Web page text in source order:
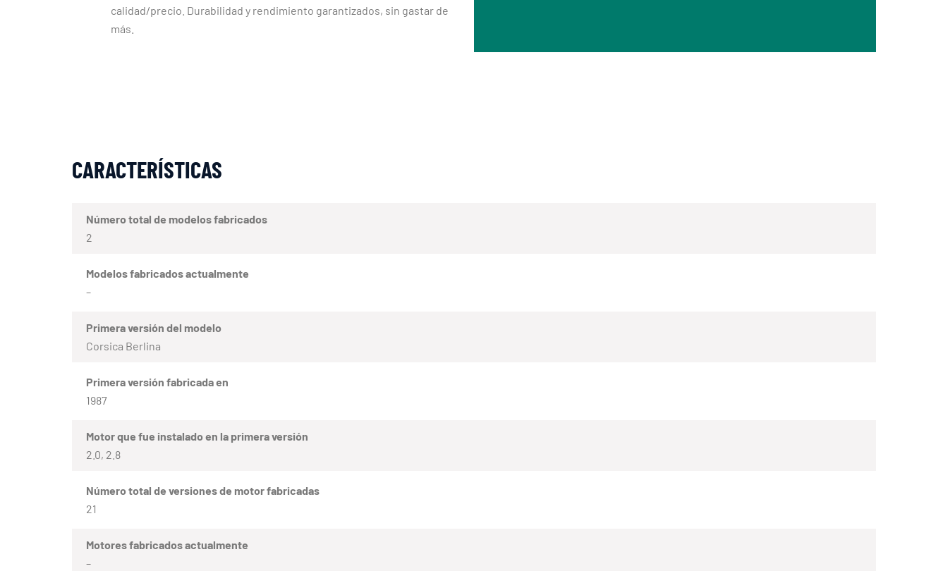
calidad/precio. Durabilidad y rendimiento garantizados, sin gastar de
más.
CARACTERÍSTICAS
Número total de modelos fabricados
2
Modelos fabricados actualmente
–
Primera versión del modelo
Corsica Berlina
Primera versión fabricada en
1987
Motor que fue instalado en la primera versión
2.0, 2.8
Número total de versiones de motor fabricadas
21
Motores fabricados actualmente
–